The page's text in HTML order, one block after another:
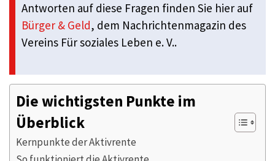
Antworten auf diese Fragen finden Sie hier auf
Bürger & Geld, dem Nachrichtenmagazin des
Vereins Für soziales Leben e. V..
Die wichtigsten Punkte im
Überblick
Kernpunkte der Aktivrente